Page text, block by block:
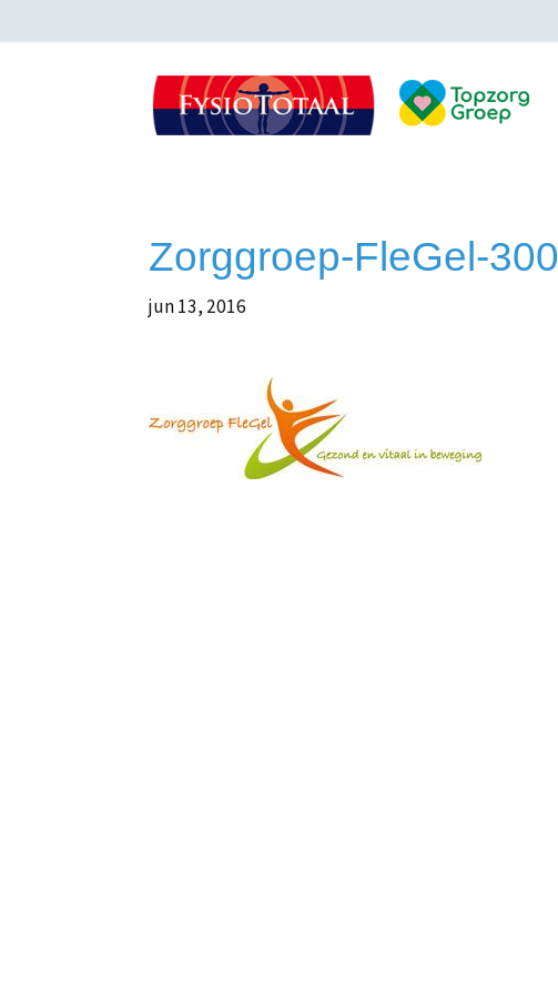
Zorggroep-FleGel-300
jun 13, 2016